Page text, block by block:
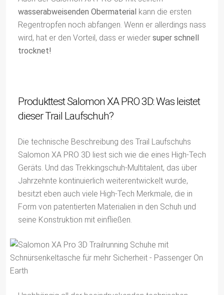
wasserabweisenden Obermaterial kann die ersten
Regentropfen noch abfangen. Wenn er allerdings nass
wird, hat er den Vorteil, dass er wieder super schnell
trocknet!
Produkttest Salomon XA PRO 3D: Was leistet
dieser Trail Laufschuh?
Die technische Beschreibung des Trail Laufschuhs
Salomon XA PRO 3D liest sich wie die eines High-Tech
Geräts. Und das Trekkingschuh-Multitalent, das über
Jahrzehnte kontinuierlich weiterentwickelt wurde,
besitzt eben auch viele High-Tech Merkmale, die in
Form von patentierten Materialien in den Schuh und
seine Konstruktion mit einfließen.